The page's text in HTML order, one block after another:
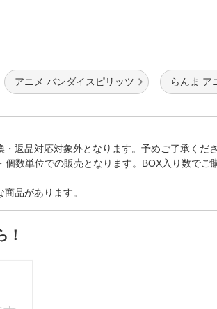
アニメ バンダイスピリッツ らんま ア
返品対応対象外となります。予めご了承くださ
数単位での販売となります。BOX入り数で
品があります。
！